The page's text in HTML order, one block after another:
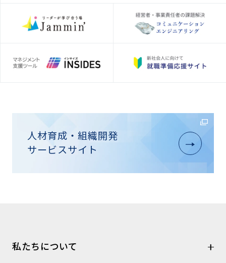
人材育成・組織開発
サービスサイト
私たちについて